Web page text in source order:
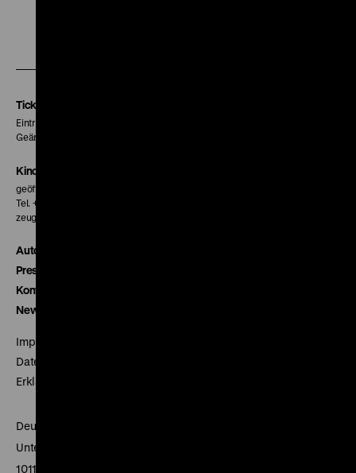
Tickets
Eintritt 5 €
Geänderte Preise sind im Programm vermerkt.
Kinokasse
geöffnet 30 Minuten vor Beginn der ersten Vorstellung
Tel. + 49 30 20304-770
zeughauskino@dhm.de
Autor*innen
Presse
Kontakt
Newsletter
Impressum
Datenschutz
Erklärung digitale Barrierefreiheit
Deutsches Historisches Museum
Unter den Linden 2
10117 Berlin